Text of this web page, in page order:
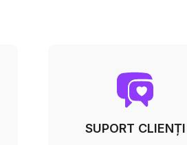
SUPORT CLIENȚI